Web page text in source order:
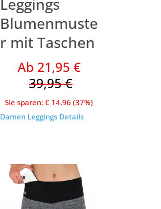
Leggings
Blumenmuste
r mit Taschen
Ab 21,95 €
39,95 €
Sie sparen: € 14,96 (37%)
Damen Leggings Details